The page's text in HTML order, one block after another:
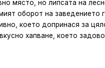
място, но липсата на
оборот на заведението
което допринася за
хапване, което